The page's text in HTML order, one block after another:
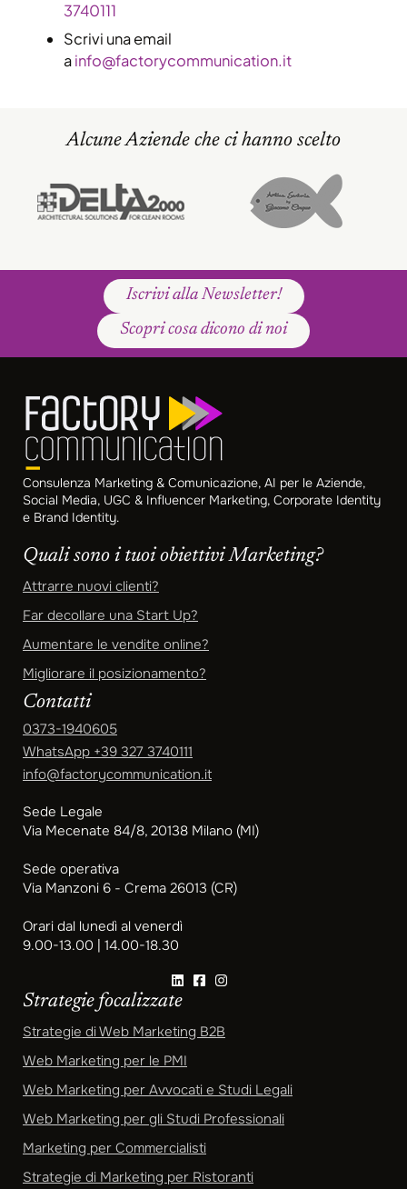
3740111
Scrivi una email
ainfo@factorycommunication.it
Alcune Aziende che ci hanno scelto
Iscrivi alla Newsletter!
Scopri cosa dicono di noi
Consulenza Marketing & Comunicazione, AI per le Aziende,
Social Media, UGC & Influencer Marketing, Corporate Identity
e Brand Identity.
Quali sono i tuoi obiettivi Marketing?
Attrarre nuovi clienti?
Far decollare una Start Up?
Aumentare le vendite online?
Migliorare il posizionamento?
Contatti
0373-1940605
WhatsApp +39 327 3740111
info@factorycommunication.it
Sede Legale
Via Mecenate 84/8, 20138 Milano (MI)
Sede operativa
Via Manzoni 6 - Crema 26013 (CR)
Orari dal lunedì al venerdì
9.00-13.00 | 14.00-18.30
Strategie focalizzate
Strategie di Web Marketing B2B
Web Marketing per le PMI
Web Marketing per Avvocati e Studi Legali
Web Marketing per gli Studi Professionali
Marketing per Commercialisti
Strategie di Marketing per Ristoranti